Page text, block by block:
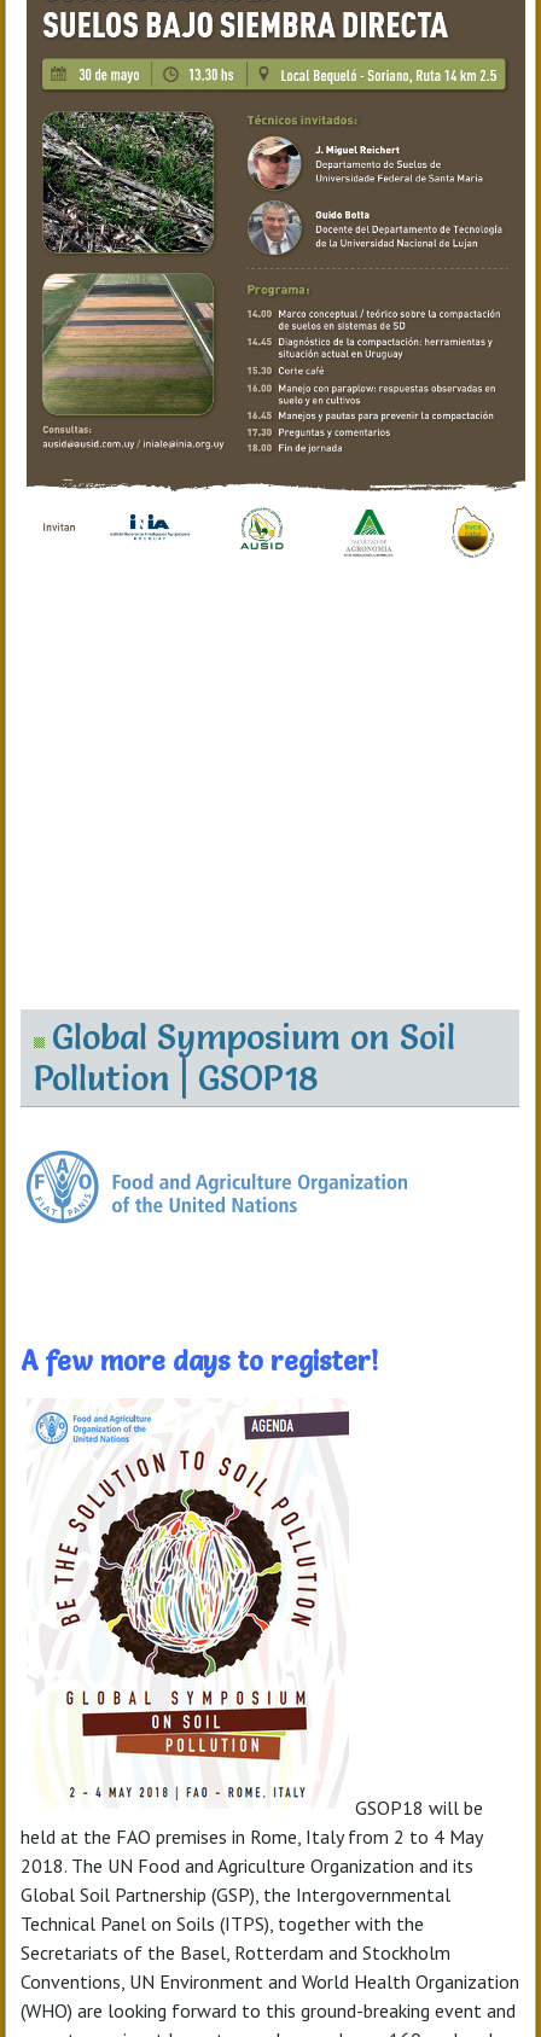
Global Symposium on Soil
Pollution | GSOP18
A few more days to register!
GSOP18 will be
held at the FAO premises in Rome, Italy from 2 to 4 May
2018. The UN Food and Agriculture Organization and its
Global Soil Partnership (GSP), the Intergovernmental
Technical Panel on Soils (ITPS), together with the
Secretariats of the Basel, Rotterdam and Stockholm
Conventions, UN Environment and World Health Organization
(WHO) are looking forward to this ground-breaking event and